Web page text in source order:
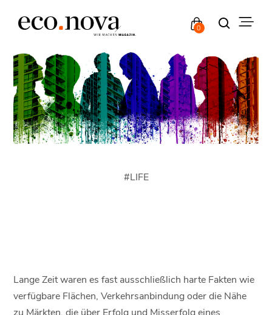
0
#LIFE
Lange Zeit waren es fast ausschließlich harte Fakten wie
verfügbare Flächen, Verkehrsanbindung oder die Nähe
zu Märkten, die über Erfolg und Misserfolg eines